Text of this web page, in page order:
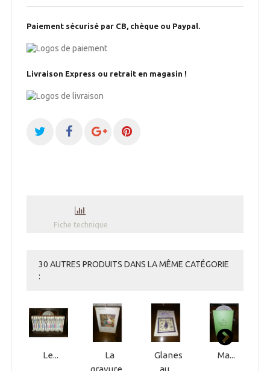
Paiement sécurisé par CB, chèque ou Paypal.
Livraison Express ou retrait en magasin !
Fiche technique
30 AUTRES PRODUITS DANS LA MÊME CATÉGORIE
:
Le...
La
Glanes
Ma...